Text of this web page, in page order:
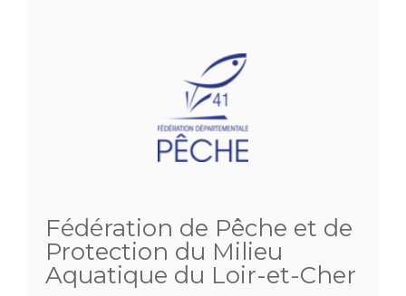
Fédération de Pêche et de
Protection du Milieu
Aquatique du Loir-et-Cher